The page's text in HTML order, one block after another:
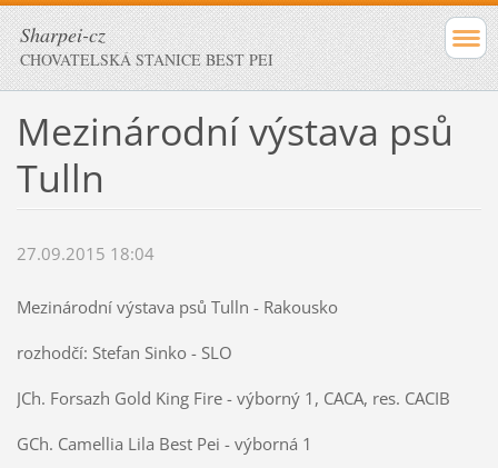
Sharpei-cz
CHOVATELSKÁ STANICE BEST PEI
Mezinárodní výstava psů
Tulln
27.09.2015 18:04
Mezinárodní výstava psů Tulln - Rakousko
rozhodčí: Stefan Sinko - SLO
JCh. Forsazh Gold King Fire - výborný 1, CACA, res. CACIB
GCh. Camellia Lila Best Pei - výborná 1